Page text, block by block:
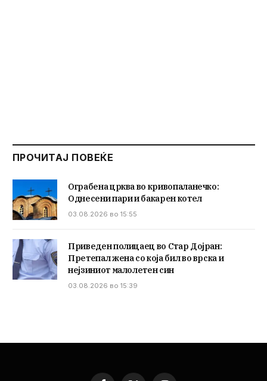
ПРОЧИТАЈ ПОВЕЌЕ
Ограбена црква во кривопаланечко:
Однесени пари и бакарен котел
03.08.2026 во 15:55
Приведен полицаец во Стар Дојран:
Претепал жена со која бил во врска и
нејзиниот малолетен син
03.08.2026 во 15:39